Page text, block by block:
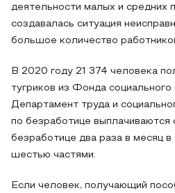
деятельности малых и средних
создавалась ситуация
большое количество
В 2020 году 21 374 человека
тугриков из Фонда социального
Департамент труда и
по безработице выплачиваются
безработице два раза в месяц
шестью частями.
Если человек, получающий